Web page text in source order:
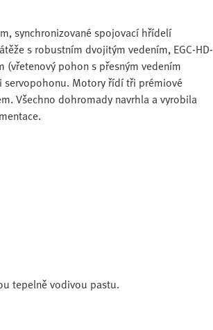
synchronizované spojovací hřídelí
s robustním dvojitým vedením, EGC-HD-
(vřetenový pohon s přesným vedením
servopohonu. Motory řídí tři prémiové
Všechno dohromady navrhla a vyrobila
tepelně vodivou pastu.